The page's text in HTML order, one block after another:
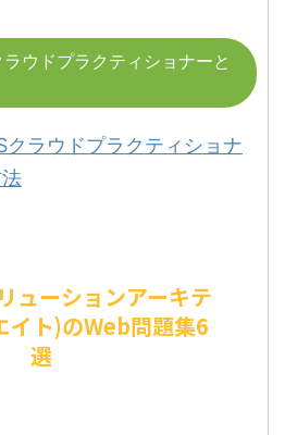
ウドプラクティショナーと
クラウドプラクティショナ
ューションアーキテ
イト)のWeb問題集6
選